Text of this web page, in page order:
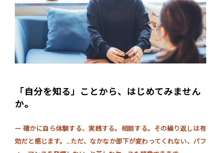
「自分を知る」ことから、はじめてみません
か。
ー 確かに自ら体験する、実践する。相談する。その繰り返しは有
効だと感じます。…ただ、なかなか部下が変わってくれない、パフ